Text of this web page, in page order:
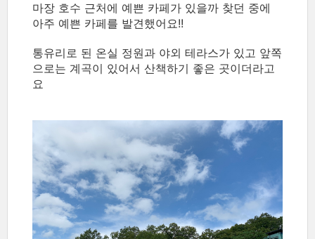
마장 호수 근처에 예쁜 카페가 있을까 찾던 중에
아주 예쁜 카페를 발견했어요!!
통유리로 된 온실 정원과 야외 테라스가 있고 앞쪽
으로는 계곡이 있어서 산책하기 좋은 곳이더라고
요